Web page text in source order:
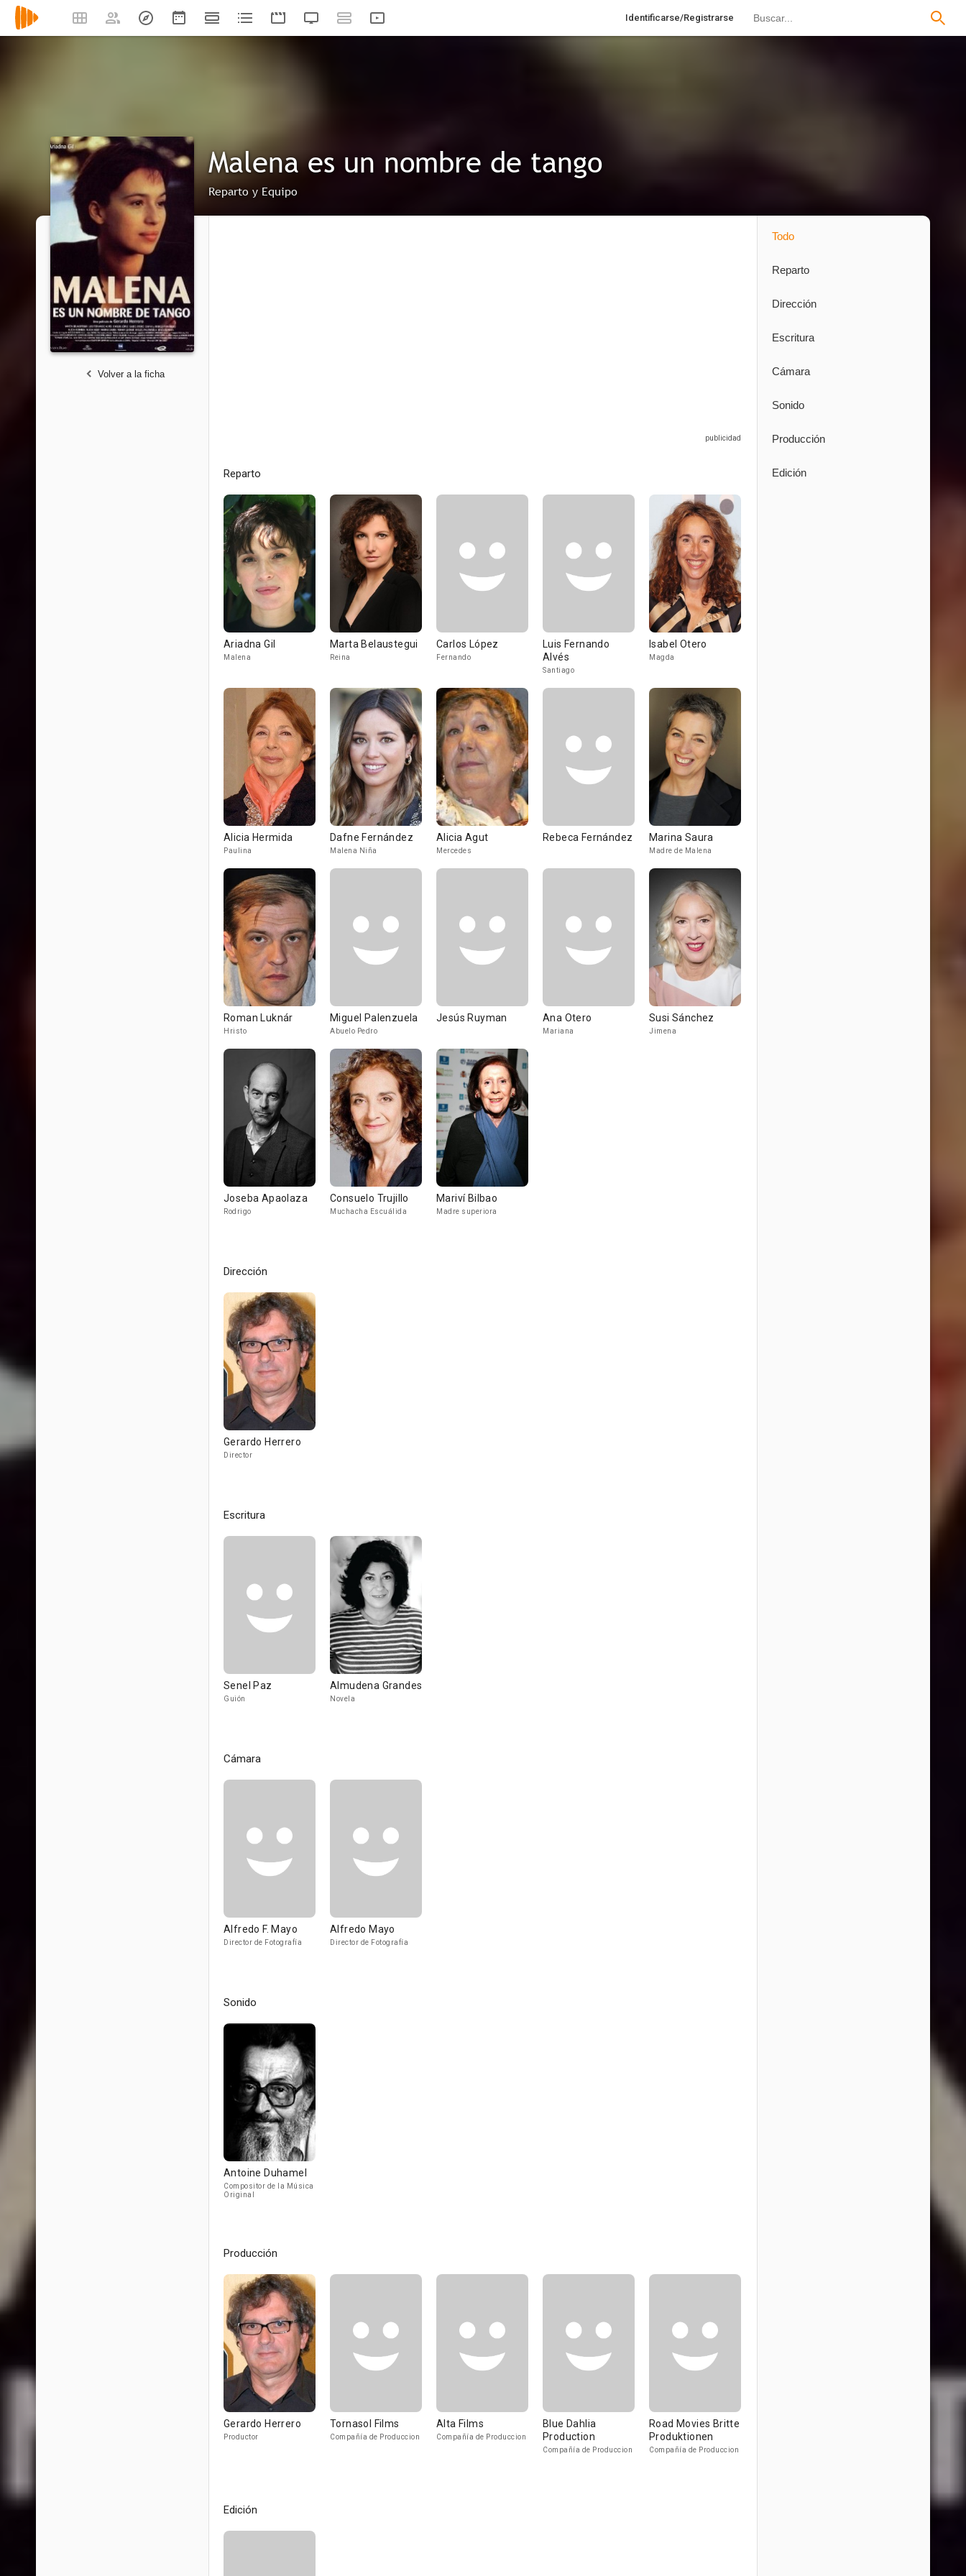
Identificarse/Registrarse
Malena es un nombre de tango
Reparto y Equipo
Volver a la ficha
Reparto
Ariadna Gil
Malena
Marta Belaustegui
Reina
Carlos López
Fernando
Luis Fernando
Alvés
Santiago
Isabel Otero
Magda
Alicia Hermida
Paulina
Dafne Fernández
Malena Niña
Alicia Agut
Mercedes
Rebeca Fernández Marina Saura
Madre de Malena
Roman Luknár
Hristo
Miguel Palenzuela
Abuelo Pedro
Jesús Ruyman Ana Otero
Mariana
Susi Sánchez
Jimena
Joseba Apaolaza
Rodrigo
Consuelo Trujillo
Muchacha Escuálida
Mariví Bilbao
Madre superiora
Dirección
Gerardo Herrero
Director
Escritura
Senel Paz
Guión
Almudena Grandes
Novela
Cámara
Alfredo F. Mayo
Director de Fotografía
Alfredo Mayo
Director de Fotografía
Sonido
Antoine Duhamel
Compositor de la Música
Original
Producción
Gerardo Herrero
Productor
Tornasol Films
Compañía de Produccion
Alta Films
Compañía de Produccion
Blue Dahlia
Production
Compañía de Produccion
Road Movies Britte
Produktionen
Compañía de Produccion
Edición
Todo
Reparto
Dirección
Escritura
Cámara
Sonido
Producción
Edición